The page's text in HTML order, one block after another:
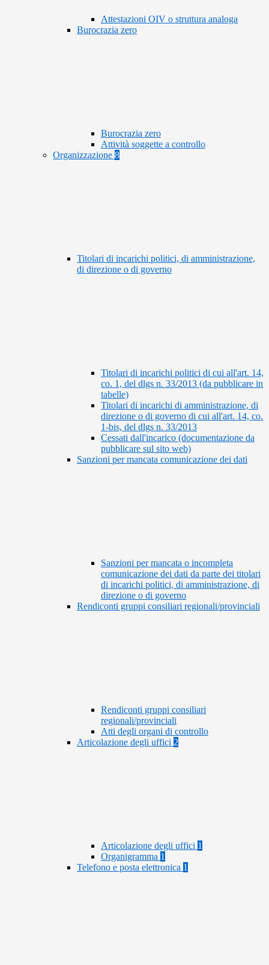
Attestazioni OIV o struttura analoga
Burocrazia zero
Burocrazia zero
Attività soggette a controllo
Organizzazione 8
Titolari di incarichi politici, di amministrazione,
di direzione o di governo
Titolari di incarichi politici di cui all'art. 14,
co. 1, del dlgs n. 33/2013 (da pubblicare in
tabelle)
Titolari di incarichi di amministrazione, di
direzione o di governo di cui all'art. 14, co.
1-bis, del dlgs n. 33/2013
Cessati dall'incarico (documentazione da
pubblicare sul sito web)
Sanzioni per mancata comunicazione dei dati
Sanzioni per mancata o incompleta
comunicazione dei dati da parte dei titolari
di incarichi politici, di amministrazione, di
direzione o di governo
Rendiconti gruppi consiliari regionali/provinciali
Rendiconti gruppi consiliari
regionali/provinciali
Atti degli organi di controllo
Articolazione degli uffici 2
Articolazione degli uffici 1
Organigramma 1
Telefono e posta elettronica 1